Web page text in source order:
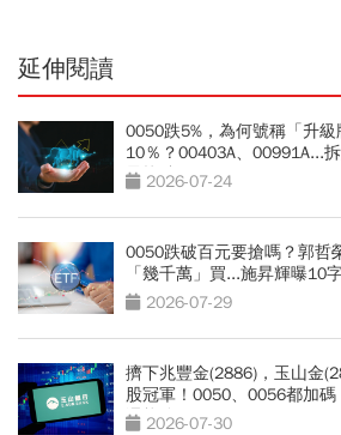
延伸閱讀
0050跌5%，為何號稱「升
10％？00403A、00991A...
最抗跌？
2026-07-24
0050跌破百元要搶嗎？郭哲
「幾千萬」買...施昇輝曝10
2026-07-29
擠下兆豐金(2886)，玉山金
股冠軍！0050、0056都加
還能追？
2026-07-30